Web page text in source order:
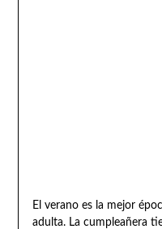
El verano es la mejor
adulta. La cumpleañera